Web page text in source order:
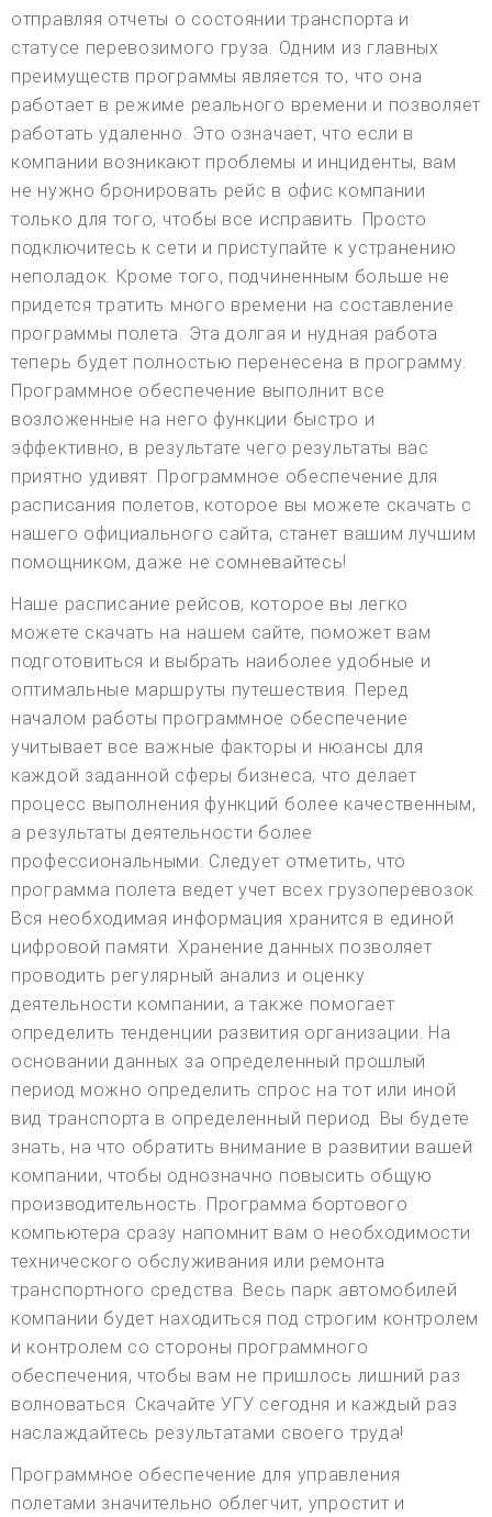
отправляя отчеты о состоянии транспорта и
статусе перевозимого груза. Одним из главных
преимуществ программы является то, что она
работает в режиме реального времени и позволяет
работать удаленно. Это означает, что если в
компании возникают проблемы и инциденты, вам
не нужно бронировать рейс в офис компании
только для того, чтобы все исправить. Просто
подключитесь к сети и приступайте к устранению
неполадок. Кроме того, подчиненным больше не
придется тратить много времени на составление
программы полета. Эта долгая и нудная работа
теперь будет полностью перенесена в программу.
Программное обеспечение выполнит все
возложенные на него функции быстро и
эффективно, в результате чего результаты вас
приятно удивят. Программное обеспечение для
расписания полетов, которое вы можете скачать с
нашего официального сайта, станет вашим лучшим
помощником, даже не сомневайтесь!
Наше расписание рейсов, которое вы легко
можете скачать на нашем сайте, поможет вам
подготовиться и выбрать наиболее удобные и
оптимальные маршруты путешествия. Перед
началом работы программное обеспечение
учитывает все важные факторы и нюансы для
каждой заданной сферы бизнеса, что делает
процесс выполнения функций более качественным,
а результаты деятельности более
профессиональными. Следует отметить, что
программа полета ведет учет всех грузоперевозок.
Вся необходимая информация хранится в единой
цифровой памяти. Хранение данных позволяет
проводить регулярный анализ и оценку
деятельности компании, а также помогает
определить тенденции развития организации. На
основании данных за определенный прошлый
период можно определить спрос на тот или иной
вид транспорта в определенный период. Вы будете
знать, на что обратить внимание в развитии вашей
компании, чтобы однозначно повысить общую
производительность. Программа бортового
компьютера сразу напомнит вам о необходимости
технического обслуживания или ремонта
транспортного средства. Весь парк автомобилей
компании будет находиться под строгим контролем
и контролем со стороны программного
обеспечения, чтобы вам не пришлось лишний раз
волноваться. Скачайте УГУ сегодня и каждый раз
наслаждайтесь результатами своего труда!
Программное обеспечение для управления
полетами значительно облегчит, упростит и